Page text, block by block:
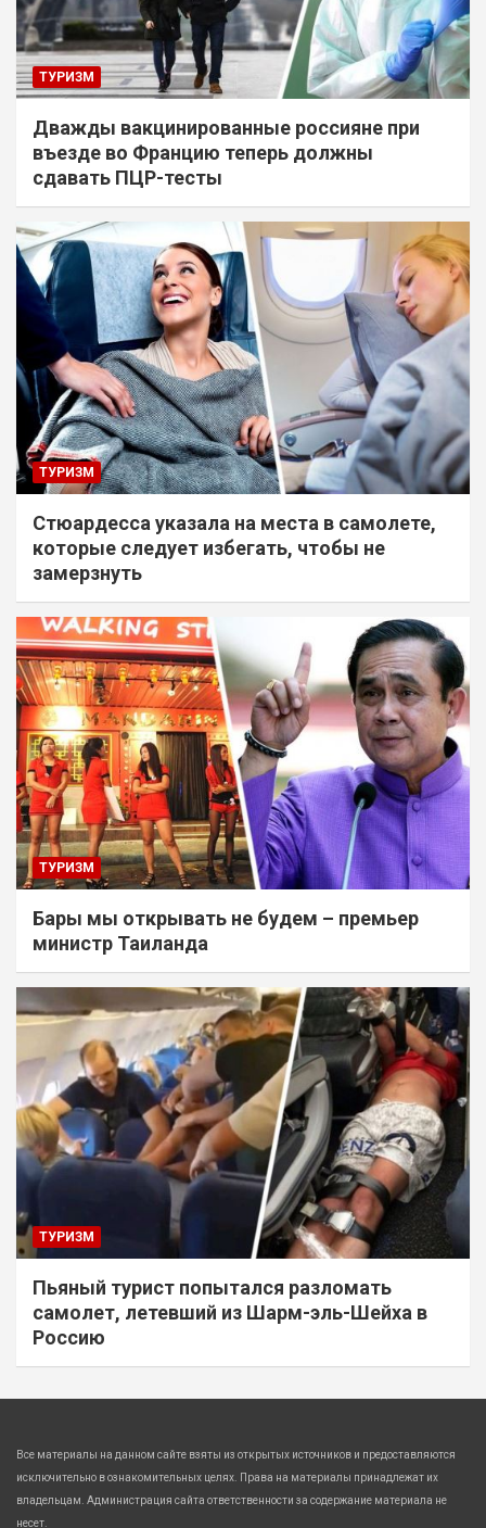
ТУРИЗМ
Дважды вакцинированные россияне при
въезде во Францию теперь должны
сдавать ПЦР-тесты
ТУРИЗМ
Стюардесса указала на места в самолете,
которые следует избегать, чтобы не
замерзнуть
ТУРИЗМ
Бары мы открывать не будем – премьер
министр Таиланда
ТУРИЗМ
Пьяный турист попытался разломать
самолет, летевший из Шарм-эль-Шейха в
Россию
Все материалы на данном сайте взяты из открытых источников и предоставляются
исключительно в ознакомительных целях. Права на материалы принадлежат их
владельцам. Администрация сайта ответственности за содержание материала не
несет.